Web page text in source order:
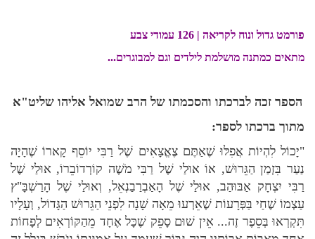
פורמט גדול ונוח לקריאה | 126 עמודי צבע
מתאים כמתנה מושלמת לילדים וגם למבוגרים...
הספר זכה לברכתו והסכמתו של הרב שמואל אליהו שליט"א
מתוך ברכתו לספר:
"יָכוֹל לִהְיוֹת אֲפִלּוּ שֶׁאַתֶּם צֶאֱצָאִים שֶׁל רַבִּי יוֹסֵף קָארוֹ שֶׁהָיָה
נַעַר בִּזְמַן הַגֵּרוּשׁ, אוֹ אוּלַי שֶׁל רַבִּי מֹשֶׁה קוֹרְדוֹבֵרוֹ, אוּלַי שֶׁל
רַבִּי יִצְחָק אַבּוּהַב, אוּלַי שֶׁל הָאַבְרַבַנְאֵל, וְאוּלַי שֶׁל הָרַשְׁבָּ"ץ
עַצְמוֹ שֶׁחַי בַּפְּרָעוֹת שֶׁאֵרְעוּ מֵאָה שָׁנָה לִפְנֵי הַגֵּרוּשׁ הַגָּדוֹל, וְעָלָיו
תִּקְרְאוּ בְּסֵפֶר זֶה... אֵין שׁוּם סָפֵק שֶׁכָּל אֶחָד מֵהַקּוֹרְאִים לְפָחוֹת